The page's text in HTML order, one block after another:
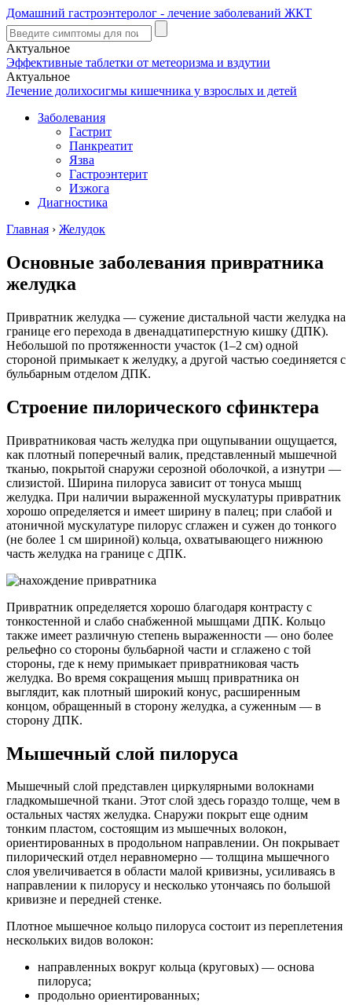
Домашний гастроэнтеролог - лечение заболеваний ЖКТ
Актуальное
Эффективные таблетки от метеоризма и вздутии
Актуальное
Лечение долихосигмы кишечника у взрослых и детей
Заболевания
Гастрит
Панкреатит
Язва
Гастроэнтерит
Изжога
Диагностика
Главная › Желудок
Основные заболевания привратника
желудка
Привратник желудка — сужение дистальной части желудка на
границе его перехода в двенадцатиперстную кишку (ДПК).
Небольшой по протяженности участок (1–2 см) одной
стороной примыкает к желудку, а другой частью соединяется с
бульбарным отделом ДПК.
Строение пилорического сфинктера
Привратниковая часть желудка при ощупывании ощущается,
как плотный поперечный валик, представленный мышечной
тканью, покрытой снаружи серозной оболочкой, а изнутри —
слизистой. Ширина пилоруса зависит от тонуса мышц
желудка. При наличии выраженной мускулатуры привратник
хорошо определяется и имеет ширину в палец; при слабой и
атоничной мускулатуре пилорус сглажен и сужен до тонкого
(не более 1 см шириной) кольца, охватывающего нижнюю
часть желудка на границе с ДПК.
Привратник определяется хорошо благодаря контрасту с
тонкостенной и слабо снабженной мышцами ДПК. Кольцо
также имеет различную степень выраженности — оно более
рельефно со стороны бульбарной части и сглажено с той
стороны, где к нему примыкает привратниковая часть
желудка. Во время сокращения мышц привратника он
выглядит, как плотный широкий конус, расширенным
концом, обращенный в сторону желудка, а суженным — в
сторону ДПК.
Мышечный слой пилоруса
Мышечный слой представлен циркулярными волокнами
гладкомышечной ткани. Этот слой здесь гораздо толще, чем в
остальных частях желудка. Снаружи покрыт еще одним
тонким пластом, состоящим из мышечных волокон,
ориентированных в продольном направлении. Он покрывает
пилорический отдел неравномерно — толщина мышечного
слоя увеличивается в области малой кривизны, усиливаясь в
направлении к пилорусу и несколько утончаясь по большой
кривизне и передней стенке.
Плотное мышечное кольцо пилоруса состоит из переплетения
нескольких видов волокон:
направленных вокруг кольца (круговых) — основа
пилоруса;
продольно ориентированных;